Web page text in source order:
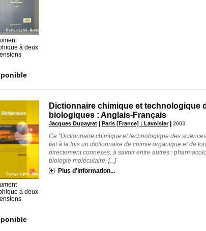
à deux
à deux
Dictionnaire chimique et technologique
biologiques : Anglais-Français
Jacques Dupayrat Paris [France] : Lavoisier| 2003
Ce "Dictionnaire chimique et technologique des
fait à la fois un dictionnaire de chimie organique et de
directement connexes, à savoir entre autres :
biologie moléculaire, [...]
Plus d'information...